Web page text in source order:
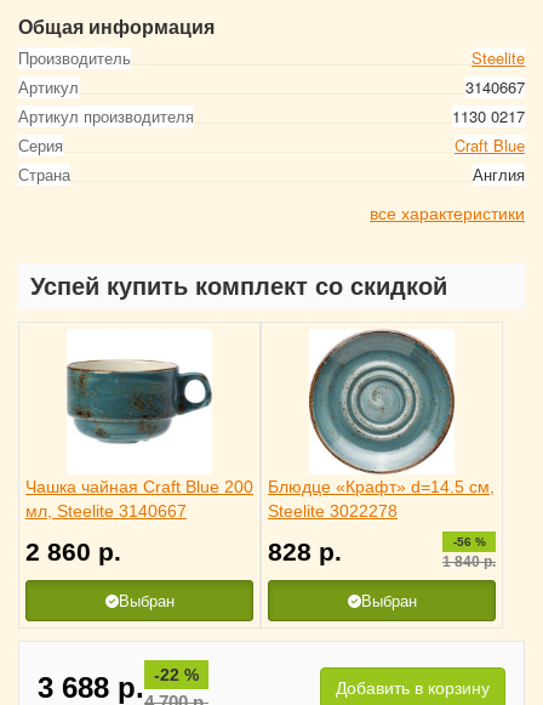
Общая информация
Производитель
Steelite
Артикул
3140667
Артикул производителя
1130 0217
Серия
Craft Blue
Страна
Англия
все характеристики
Успей купить комплект со скидкой
Чашка чайная Craft Blue 200
мл, Steelite 3140667
2 860 р.
Выбран
Блюдце «Крафт» d=14.5 см,
Steelite 3022278
828 р. -56 %
1 840р.
Выбран
3 688 р. -22 %
Добавить в корзину